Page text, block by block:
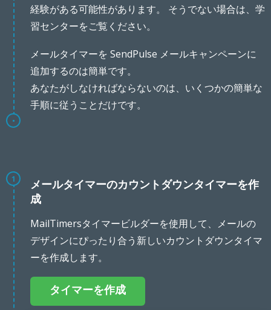
経験がある可能性があります。 そうでない場合は、学
習センターをご覧ください。
メールタイマーを SendPulse メールキャンペーンに
追加するのは簡単です。
あなたがしなければならないのは、いくつかの簡単な
手順に従うことだけです。
1
メールタイマーのカウントダウンタイマーを作
成
MailTimersタイマービルダーを使用して、メールの
デザインにぴったり合う新しいカウントダウンタイマ
ーを作成します。
タイマーを作成